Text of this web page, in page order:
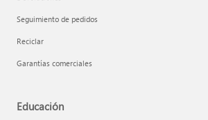
Seguimiento de pedidos
Reciclar
Garantías comerciales
Educación